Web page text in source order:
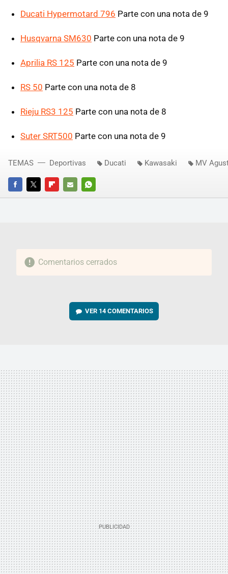
Ducati Hypermotard 796 Parte con una nota de 9
Husqvarna SM630 Parte con una nota de 9
Aprilia RS 125 Parte con una nota de 9
RS 50 Parte con una nota de 8
Rieju RS3 125 Parte con una nota de 8
Suter SRT500 Parte con una nota de 9
FACEBOOKTWITTERFLIPBOARD
E-
WHATSAPP
TEMAS Deportivas Ducati Kawasaki MV
Comentarios cerrados
VER 14 COMENTARIOS